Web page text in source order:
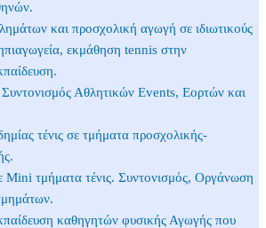
και προσχολική αγωγή σε ιδιωτικούς
εκμάθηση tennis στην
Αθλητικών Events, Εορτών και
τένις σε τμήματα προσχολικής-
Mini τμήματα τένις. Συντονισμός, Οργάνωση
καθηγητών φυσικής Αγωγής που